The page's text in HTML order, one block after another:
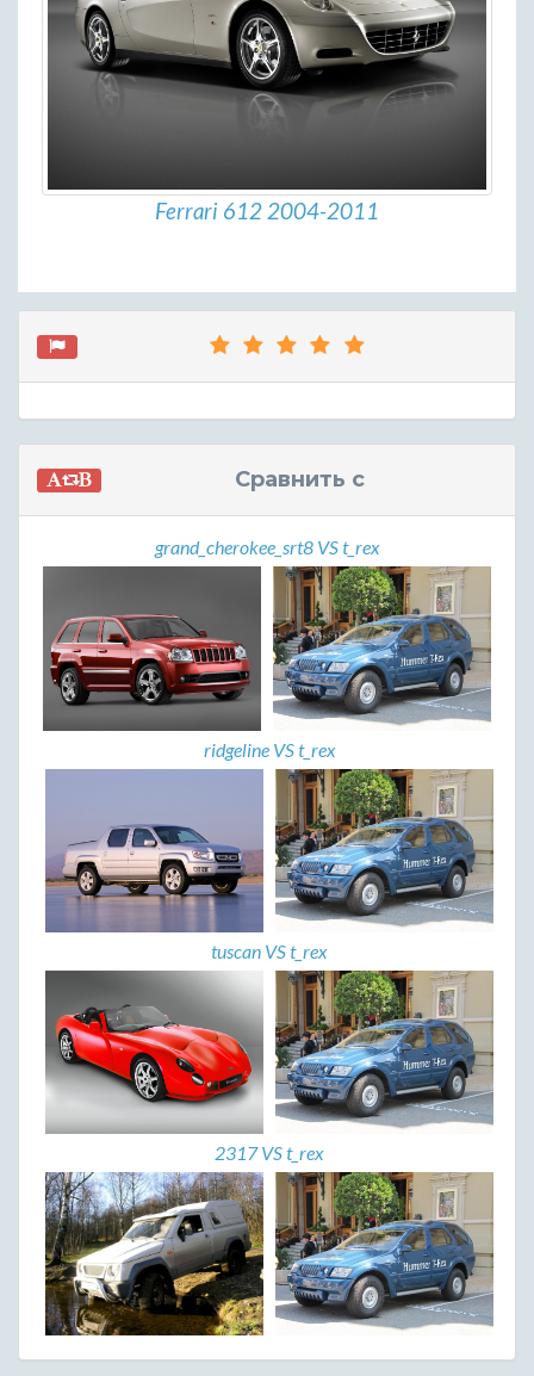
Ferrari 612 2004-2011
Сравнить с
grand_cherokee_srt8 VS t_rex
ridgeline VS t_rex
tuscan VS t_rex
2317 VS t_rex